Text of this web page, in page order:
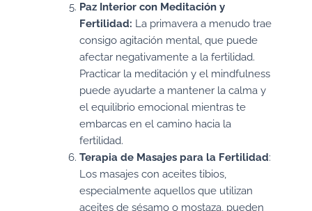
Paz Interior con Meditación y
Fertilidad: La primavera a menudo trae
consigo agitación mental, que puede
afectar negativamente a la fertilidad.
Practicar la meditación y el mindfulness
puede ayudarte a mantener la calma y
el equilibrio emocional mientras te
embarcas en el camino hacia la
fertilidad.
Terapia de Masajes para la Fertilidad:
Los masajes con aceites tibios,
especialmente aquellos que utilizan
aceites de sésamo o mostaza, pueden